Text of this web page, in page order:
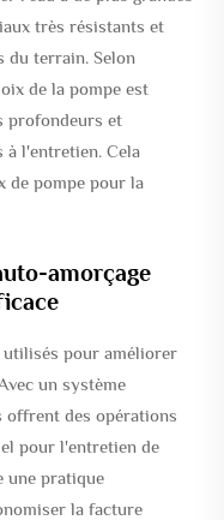
très résistants et
du terrain. Selon
de la pompe est
profondeurs et
à l'entretien. Cela
de pompe pour la
amorçage
pour améliorer
un système
offrent des opérations
pour l'entretien de
une pratique
la facture